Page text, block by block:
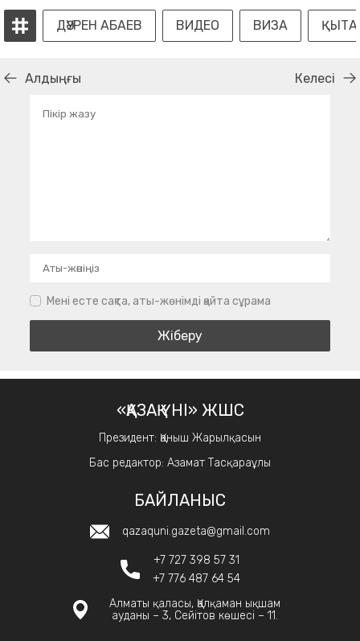
ДӘУРЕН АБАЕВ ВИДЕО ВИЗА
Алдыңғы Келесі
Мені есте сақта, аты-жөнімді қайта сұрама
«ҚАЗАҚ ҮНІ» ЖШС
Президент: Қаныш Жарылқасын
Бас редактор: Азамат Тасқараұлы
БАЙЛАНЫС
qazaquni.gazeta@gmail.com
+7 727 398 57 31
+7 776 487 64 54
Алматы қаласы, Қалқаман ықшам
ауданы – 3, Сейітов көшесі – 11.